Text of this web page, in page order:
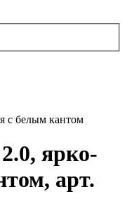
с белым кантом
ярко-
арт.